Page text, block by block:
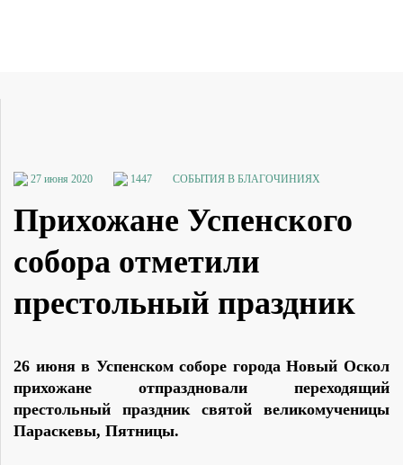
27 июня 2020 1447 СОБЫТИЯ В БЛАГОЧИНИЯХ
Прихожане Успенского
собора отметили
престольный праздник
26 июня в Успенском соборе города Новый Оскол
прихожане отпраздновали переходящий
престольный праздник святой великомученицы
Параскевы, Пятницы.